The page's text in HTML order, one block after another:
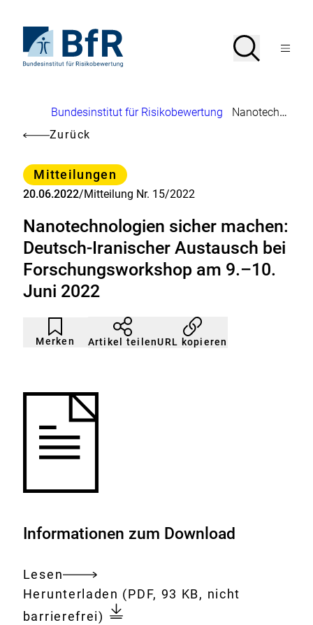
Seiteninhalt
springenStartseite
von
Suche
SucheMenü
Brotkrumennavigation
Bundesinstitut für Risikobewertung
Nanotechnologien sicher machen: Deutsch-Iranischer Austausch bei Forschungsworkshop am 9.–10. Juni 2022
Zurück
Kategorie
Mitteilungen
20.06.2022/Mitteilung Nr. 15/2022
Nanotechnologien sicher machen:
Deutsch-Iranischer Austausch bei
Forschungsworkshop am 9.–10.
Juni 2022
Merken
Artikel
nicht
gemerkt
Durch
Klicken
der
Artikel teilenURL kopieren
Informationen zum Download
Lesen
Gesamtes
Dokument
Download:
Herunterladen Nanotechnologien
sicher
(PDF, 93 KB, nicht
barrierefrei)